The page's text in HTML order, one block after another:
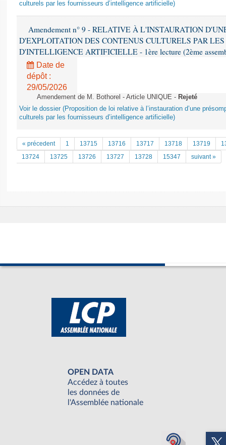
culturels par les fournisseurs d’intelligence artificielle)
Amendement n° 9 - RELATIVE À L'INSTAURATION
D'EXPLOITATION DES CONTENUS CULTURELS PAR LES
D'INTELLIGENCE ARTIFICIELLE - 1ère lecture (2ème
Date de
dépôt :
29/05/2026
Amendement de M. Bothorel - Article UNIQUE - Rejeté
Voir le dossier (Proposition de loi relative à l’instauration d’une
culturels par les fournisseurs d’intelligence artificielle)
« précedent 1 13715 13716 13717 13718 13719
13724
13725 13726 13727 13728 15347 suivant »
OPEN DATA
Accédez à toutes
les données de
l'Assemblée nationale